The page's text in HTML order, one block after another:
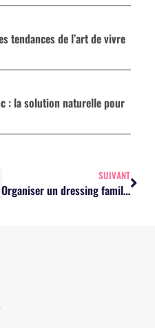
tendances de l’art de vivre
: la solution naturelle pour
SUIVANT
Organiser un dressing familial : les astuces pour gagner de l’espace